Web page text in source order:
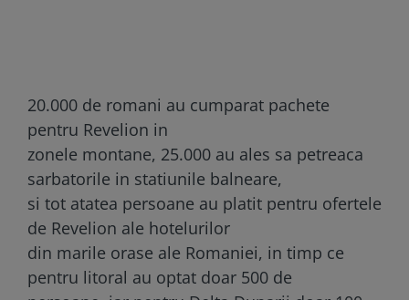
20.000 de romani au cumparat pachete
pentru Revelion in
zonele montane, 25.000 au ales sa petreaca
sarbatorile in statiunile balneare,
si tot atatea persoane au platit pentru ofertele
de Revelion ale hotelurilor
din marile orase ale Romaniei, in timp ce
pentru litoral au optat doar 500 de